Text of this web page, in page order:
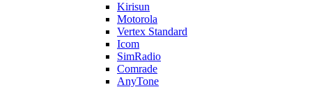
Kirisun
Motorola
Vertex Standard
Icom
SimRadio
Comrade
AnyTone